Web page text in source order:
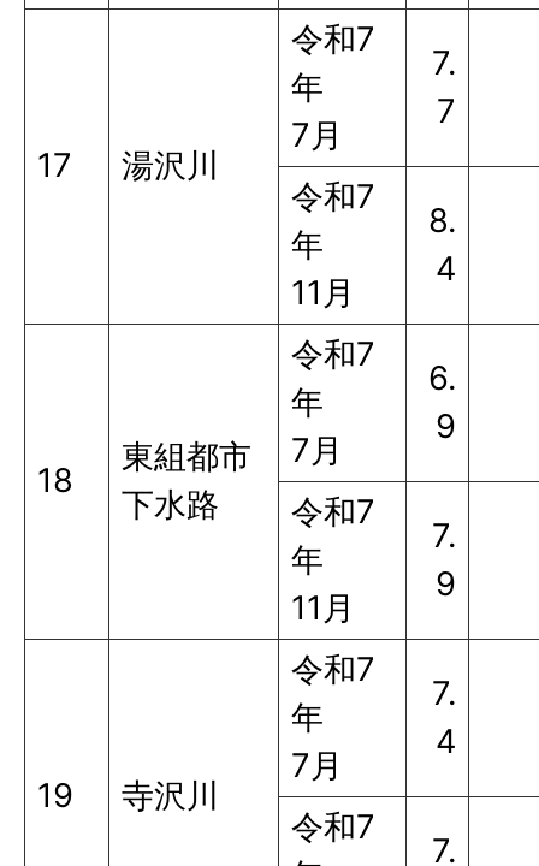
17 湯沢川
令和7
年
7月
7.
7
令和7
年
11月
8.
4
18
東組都市
下水路
令和7
年
7月
6.
9
令和7
年
11月
7.
9
19 寺沢川
令和7
年
7月
7.
4
令和7
7.